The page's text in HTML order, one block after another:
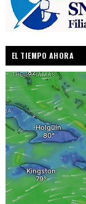
EL TIEMPO AHORA